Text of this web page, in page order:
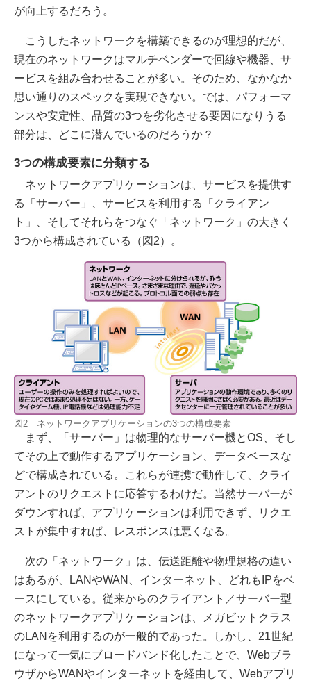
が向上するだろう。
こうしたネットワークを構築できるのが理想的だが、
現在のネットワークはマルチベンダーで回線や機器、サ
ービスを組み合わせることが多い。そのため、なかなか
思い通りのスペックを実現できない。では、パフォーマ
ンスや安定性、品質の3つを劣化させる要因になりうる
部分は、どこに潜んでいるのだろうか？
3つの構成要素に分類する
ネットワークアプリケーションは、サービスを提供す
る「サーバー」、サービスを利用する「クライアン
ト」、そしてそれらをつなぐ「ネットワーク」の大きく
3つから構成されている（図2）。
図2 ネットワークアプリケーションの3つの構成要素
まず、「サーバー」は物理的なサーバー機とOS、そし
てその上で動作するアプリケーション、データベースな
どで構成されている。これらが連携で動作して、クライ
アントのリクエストに応答するわけだ。当然サーバーが
ダウンすれば、アプリケーションは利用できず、リクエ
ストが集中すれば、レスポンスは悪くなる。
次の「ネットワーク」は、伝送距離や物理規格の違い
はあるが、LANやWAN、インターネット、どれもIPをベ
ースにしている。従来からのクライアント／サーバー型
のネットワークアプリケーションは、メガビットクラス
のLANを利用するのが一般的であった。しかし、21世紀
になって一気にブロードバンド化したことで、Webブラ
ウザからWANやインターネットを経由して、Webアプリ